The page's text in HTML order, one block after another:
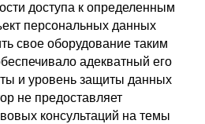
доступа к определенным
персональных данных
свое оборудование таким
адекватный его
и уровень защиты данных
не предоставляет
консультаций на темы